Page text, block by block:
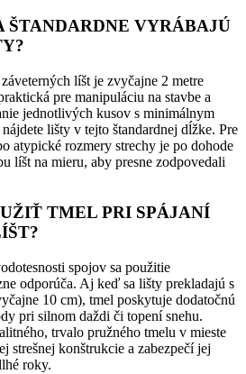
ŠTANDARDNE VYRÁBAJÚ
líšt je zvyčajne 2 metre
pre manipuláciu na stavbe a
jednotlivých kusov s minimálnym
lišty v tejto štandardnej dĺžke. Pre
atypické rozmery strechy je po dohode
líšt na mieru, aby presne zodpovedali
TMEL PRI SPÁJANÍ
spojov sa použitie
odporúča. Aj keď sa lišty prekladajú s
10 cm), tmel poskytuje dodatočnú
pri silnom daždi či topení snehu.
trvalo pružného tmelu v mieste
strešnej konštrukcie a zabezpečí jej
roky.